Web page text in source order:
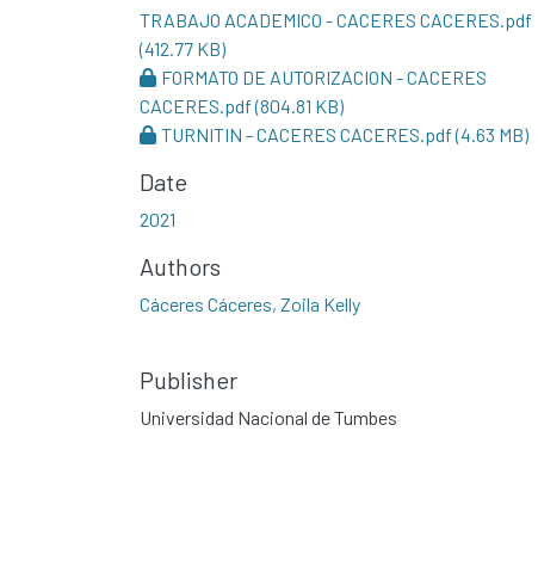
TRABAJO ACADEMICO - CACERES CACERES.pdf
(412.77 KB)
FORMATO DE AUTORIZACION - CACERES
CACERES.pdf(804.81 KB)
TURNITIN - CACERES CACERES.pdf(4.63 MB)
Date
2021
Authors
Cáceres Cáceres, Zoila Kelly
Publisher
Universidad Nacional de Tumbes